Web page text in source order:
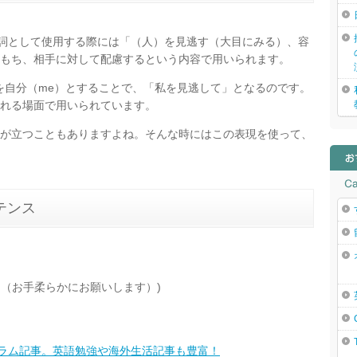
として使用する際には「（人）を見逃す（大目にみる）、容
ち、相手に対して配慮するという内容で用いられます。
分（me）とすることで、「私を見逃して」となるのです。
る場面で用いられています。
立つこともありますよね。そんな時にはこの表現を使って、
ンス
お手柔らかにお願いします）)
ム記事。英語勉強や海外生活記事も豊富！